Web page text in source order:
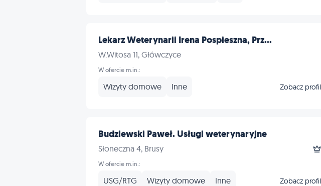
Lekarz Weterynarii Irena Pospieszna, Prz...
W.Witosa 11, Główczyce
W ofercie m.in.:
Wizyty domowe Inne Zobacz profil
Budziewski Paweł. Usługi weterynaryjne
Słoneczna 4, Brusy
W ofercie m.in.:
USG/RTG Wizyty domowe Inne Zobacz profil